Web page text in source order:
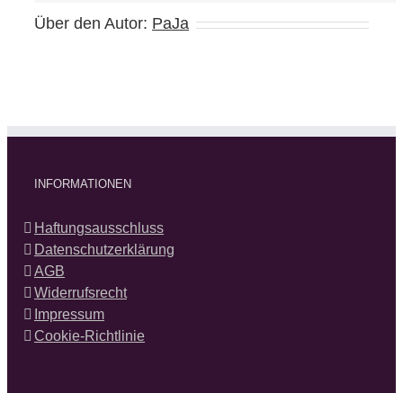
Über den Autor: PaJa
INFORMATIONEN
Haftungsausschluss
Datenschutzerklärung
AGB
Widerrufsrecht
Impressum
Cookie-Richtlinie